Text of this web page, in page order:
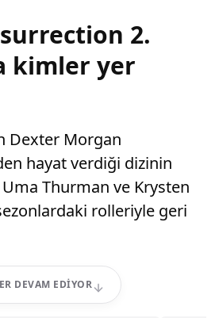
2.
kimler yer
Dexter Morgan
hayat verdiği dizinin
Thurman ve Krysten
rolleriyle geri
DEVAM EDIYOR